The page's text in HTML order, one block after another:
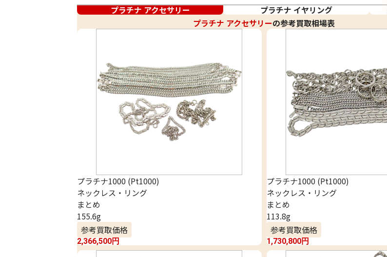
プラチナ アクセサリー プラチナ イヤリング
プラチナ アクセサリーの参考買取相場表
プラチナ1000 (Pt1000)
ネックレス・リング
まとめ
155.6g
参考買取価格
2,366,500円
プラチナ1000 (Pt1000)
ネックレス・リング
まとめ
113.8g
参考買取価格
1,730,800円